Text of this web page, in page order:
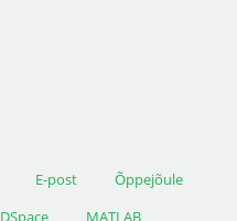
E-post
Õppejõule
DSpace MATLAB